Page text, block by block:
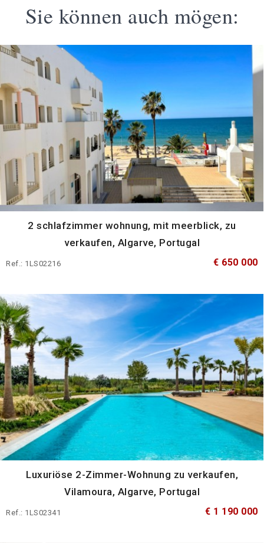
Sie können auch mögen:
2 schlafzimmer wohnung, mit meerblick, zu
verkaufen, Algarve, Portugal
Ref.: 1LS02216 € 650 000
Luxuriöse 2-Zimmer-Wohnung zu verkaufen,
Vilamoura, Algarve, Portugal
Ref.: 1LS02341 € 1 190 000